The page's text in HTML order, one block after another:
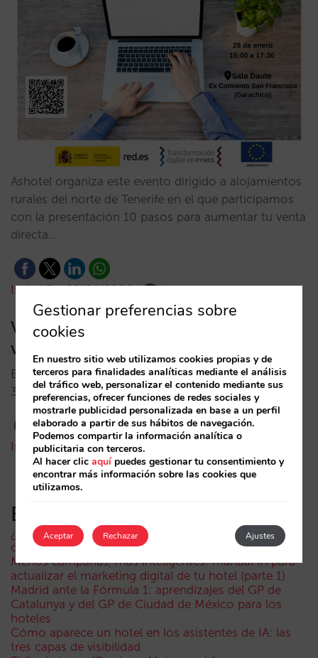
Ashotel organiza este evento dirigido a alojamientos
rurales del norte de Tenerife en el que participamos
con la presentación 10 pasos para aumentar tu venta
directa…
Isabel Rey28/01/2020
Vuestro evento: Damos voz a
vuestras inquietudes
Elige los temas que más te interesan, trataremos los
3 más votados.…
Isabel Rey15/06/2017
Entradas recientes
¿Puede un Mundial reducir las reservas hoteleras? El
caso de México durante la FIFA World Cup 2026
Menos campañas, más inteligentes: manual IA para
actualizar el marketing digital de tu hotel (parte 1)
Madrid ante la Fórmula 1: aprendizajes del GP de
Catalunya y del GP de Ciudad de México para los
hoteles
Cómo aparece un hotel en los asistentes de IA: las
tres capas de visibilidad
Gestionar preferencias sobre
cookies
En nuestro sitio web utilizamos cookies propias y de
terceros para finalidades analíticas mediante el análisis
del tráfico web, personalizar el contenido mediante sus
preferencias, ofrecer funciones de redes sociales y
mostrarle publicidad personalizada en base a un perfil
elaborado a partir de sus hábitos de navegación.
Podemos compartir la información analítica o
publicitaria con terceros.
Al hacer clicaquípuedes gestionar tu consentimiento y
encontrar más información sobre las cookies que
utilizamos.
Aceptar Ajustes
Rechazar